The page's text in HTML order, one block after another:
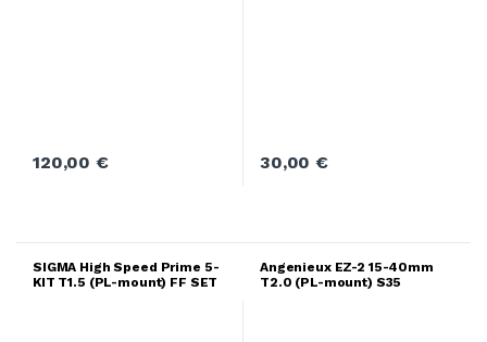
120,00€ 30,00€
SIGMA High Speed Prime 5-
KIT T1.5 (PL-mount) FF SET
Angenieux EZ-2 15-40mm
T2.0 (PL-mount) S35